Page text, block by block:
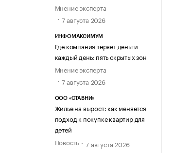
Мнение эксперта
7 августа 2026
ИНФОМАКСИМУМ
Где компания теряет деньги
каждый день: пять скрытых зон
Мнение эксперта
7 августа 2026
ООО «СТАВНИ»
Жилье на вырост: как меняется
подход к покупке квартир для
детей
Новость
7 августа 2026